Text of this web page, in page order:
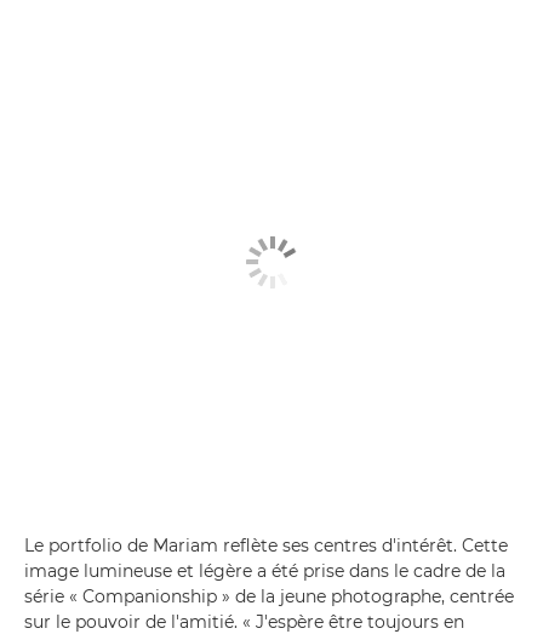
Le portfolio de Mariam reflète ses centres d'intérêt. Cette
image lumineuse et légère a été prise dans le cadre de la
série « Companionship » de la jeune photographe, centrée
sur le pouvoir de l'amitié. « J'espère être toujours en